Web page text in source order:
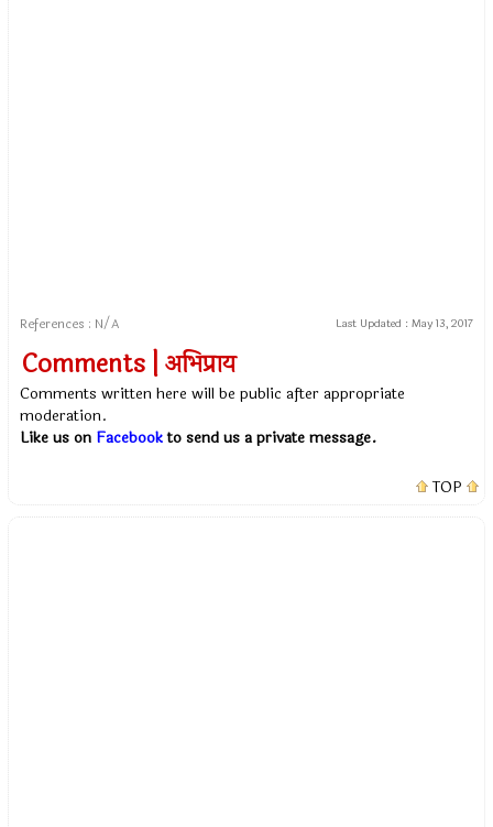
References : N/A Last Updated : May 13, 2017
Comments | अभिप्राय
Comments written here will be public after appropriate
moderation.
Like us on Facebookto send us a private message.
TOP